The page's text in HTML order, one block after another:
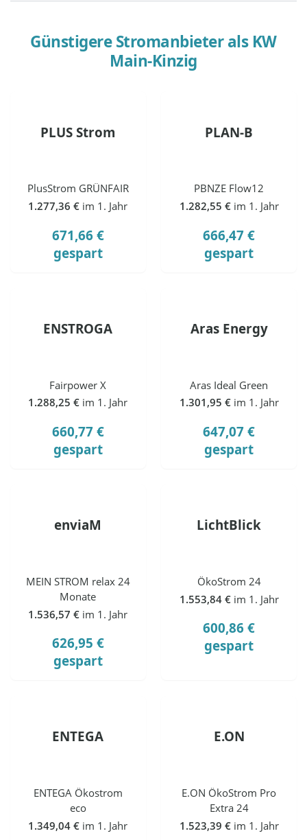
Günstigere Stromanbieter als KW
Main-Kinzig
PLUS Strom
PlusStrom GRÜNFAIR
1.277,36 € im 1. Jahr
671,66 €
gespart
PLAN-B
PBNZE Flow12
1.282,55 € im 1. Jahr
666,47 €
gespart
ENSTROGA
Fairpower X
1.288,25 € im 1. Jahr
660,77 €
gespart
Aras Energy
Aras Ideal Green
1.301,95 € im 1. Jahr
647,07 €
gespart
enviaM
MEIN STROM relax 24
Monate
1.536,57 € im 1. Jahr
626,95 €
gespart
LichtBlick
ÖkoStrom 24
1.553,84 € im 1. Jahr
600,86 €
gespart
ENTEGA
ENTEGA Ökostrom
eco
1.349,04 € im 1. Jahr
E.ON
E.ON ÖkoStrom Pro
Extra 24
1.523,39 € im 1. Jahr